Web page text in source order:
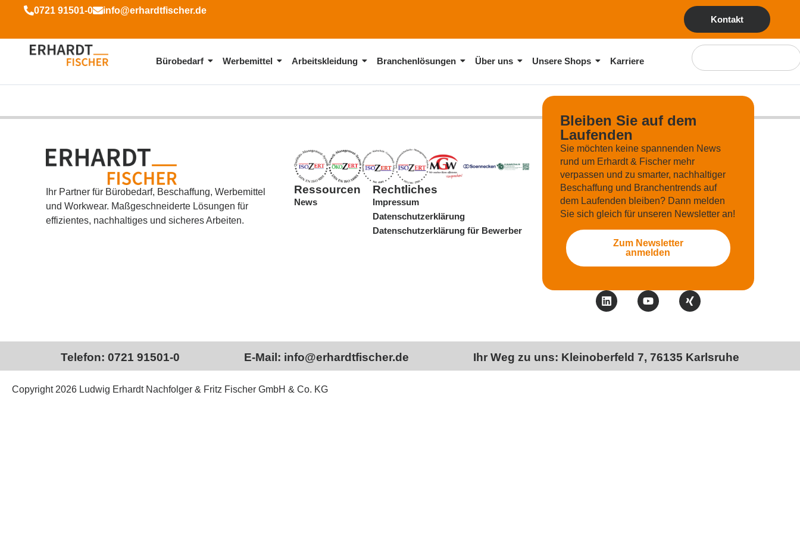
0721 91501-0
info@erhardtfischer.de
Kontakt
Bürobedarf Werbemittel Arbeitskleidung Branchenlösungen Über uns Unsere Shops Karriere
Ihr Partner für Bürobedarf, Beschaffung, Werbemittel
und Workwear. Maßgeschneiderte Lösungen für
effizientes, nachhaltiges und sicheres Arbeiten.
Ressourcen
News
Rechtliches
Impressum
Datenschutzerklärung
Datenschutzerklärung für Bewerber
Bleiben Sie auf dem
Laufenden
Sie möchten keine spannenden News
rund um Erhardt & Fischer mehr
verpassen und zu smarter, nachhaltiger
Beschaffung und Branchentrends auf
dem Laufenden bleiben? Dann melden
Sie sich gleich für unseren Newsletter an!
Zum Newsletter
anmelden
Telefon: 0721 91501-0 E-Mail: info@erhardtfischer.de Ihr Weg zu uns: Kleinoberfeld 7, 76135 Karlsruhe
Copyright 2026 Ludwig Erhardt Nachfolger & Fritz Fischer GmbH & Co. KG